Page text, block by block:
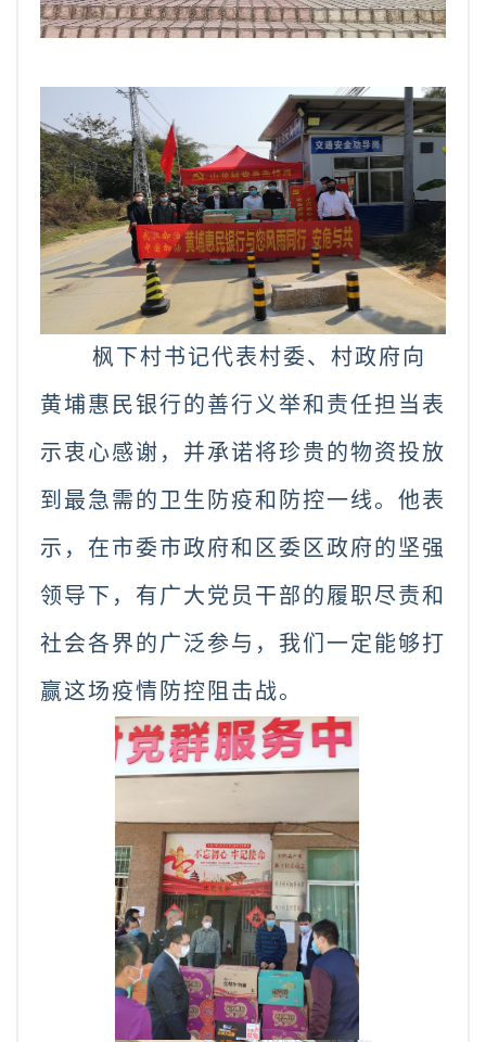
枫下村书记代表村委、村政府向
黄埔惠民银行的善行义举和责任担当表
示衷心感谢，并承诺将珍贵的物资投放
到最急需的卫生防疫和防控一线。他表
示，在市委市政府和区委区政府的坚强
领导下，有广大党员干部的履职尽责和
社会各界的广泛参与，我们一定能够打
赢这场疫情防控阻击战。